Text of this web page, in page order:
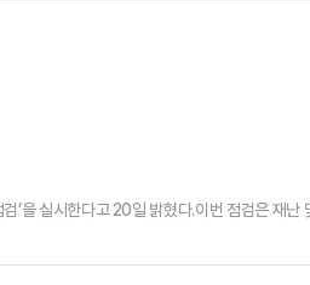
’을 실시한다고 20일 밝혔다.이번 점검은 재난
병행 실시할 예정이다.특히 출항 빈도가 높